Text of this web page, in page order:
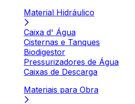
Material Hidráulico
Caixa d' Água
Cisternas e Tanques
Biodigestor
Pressurizadores de Água
Caixas de Descarga
Materiais para Obra